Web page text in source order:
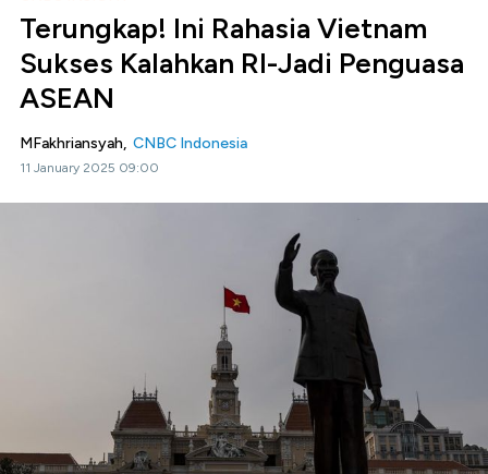
Terungkap! Ini Rahasia Vietnam
Sukses Kalahkan RI-Jadi Penguasa
ASEAN
MFakhriansyah, CNBC Indonesia
11 January 2025 09:00